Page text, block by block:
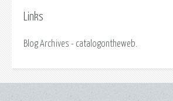
Links
Blog Archives - catalogontheweb.